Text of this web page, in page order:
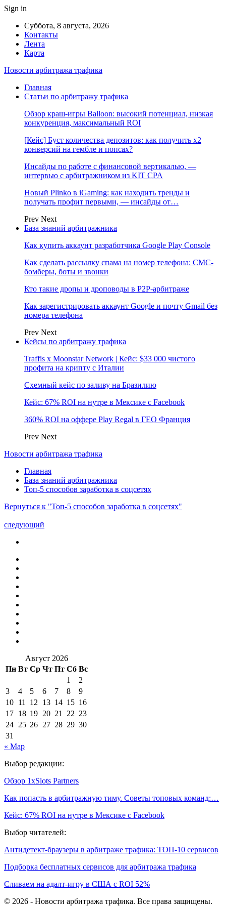
Sign in
Суббота, 8 августа, 2026
Контакты
Лента
Карта
Новости арбитража трафика
Главная
Статьи по арбитражу трафика
Обзор краш-игры Balloon: высокий потенциал, низкая
конкуренция, максимальный ROI
[Кейс] Буст количества депозитов: как получить х2
конверсий на гембле и попсах?
Инсайды по работе с финансовой вертикалью, —
интервью с арбитражником из KIT CPA
Новый Plinko в iGaming: как находить тренды и
получать профит первыми, — инсайды от…
Prev Next
База знаний арбитражника
Как купить аккаунт разработчика Google Play Console
Как сделать рассылку спама на номер телефона: СМС-
бомберы, боты и звонки
Кто такие дропы и дроповоды в P2P-арбитраже
Как зарегистрировать аккаунт Google и почту Gmail без
номера телефона
Prev Next
Кейсы по арбитражу трафика
Traffis x Moonstar Network | Кейс: $33 000 чистого
профита на крипту с Италии
Схемный кейс по заливу на Бразилию
Кейс: 67% ROI на нутре в Мексике с Facebook
360% ROI на оффере Play Regal в ГЕО Франция
Prev Next
Новости арбитража трафика
Главная
База знаний арбитражника
Топ-5 способов заработка в соцсетях
Вернуться к "Топ-5 способов заработка в соцсетях"
следующий
Август 2026
Пн Вт Ср Чт Пт Сб Вс
1
2
3
4 5 6 7 8
9
10 11 12 13 14 15 16
17 18 19 20 21 22 23
24 25 26 27 28 29 30
31
« Мар
Выбор редакции:
Обзор 1xSlots Partners
Как попасть в арбитражную тиму. Советы топовых команд:…
Кейс: 67% ROI на нутре в Мексике с Facebook
Выбор читателей:
Антидетект-браузеры в арбитраже трафика: ТОП-10 сервисов
Подборка бесплатных сервисов для арбитража трафика
Сливаем на адалт-игру в США с ROI 52%
© 2026 - Новости арбитража трафика. Все права защищены.